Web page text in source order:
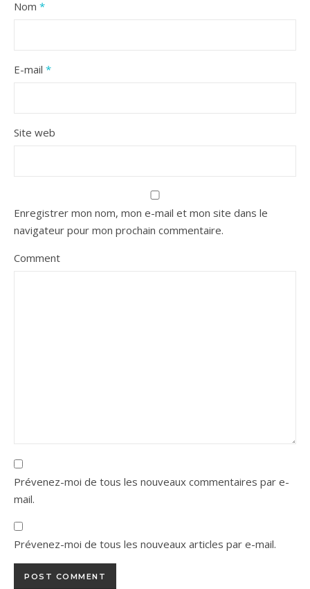
Nom *
E-mail *
Site web
Enregistrer mon nom, mon e-mail et mon site dans le
navigateur pour mon prochain commentaire.
Comment
Prévenez-moi de tous les nouveaux commentaires par e-
mail.
Prévenez-moi de tous les nouveaux articles par e-mail.